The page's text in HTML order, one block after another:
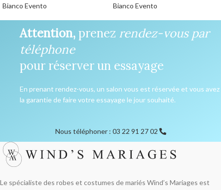
Bianco Evento Bianco Evento
Attention,prenez rendez-vous par
téléphone
pour réserver un essayage
En prenant rendez-vous, un salon vous est réservée et vous avez
la garantie de faire votre essayage le jour souhaité.
Nous téléphoner : 03 22 91 27 02
Le spécialiste des robes et costumes de mariés Wind’s Mariages est